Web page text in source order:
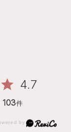
4.7
103件